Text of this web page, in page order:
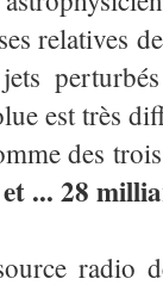
relatives
est très
des
... 28
radio